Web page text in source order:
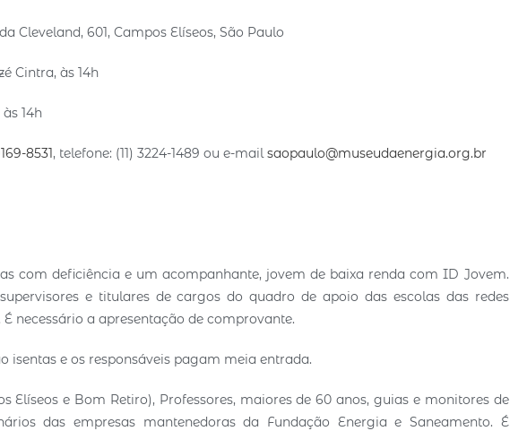
Cleveland, 601, Campos Elíseos, São Paulo
Cintra, às 14h
14h
8531, telefone: (11) 3224-1489 ou e-mailsaopaulo@museudaenergia.org.br
com deficiência e um acompanhante, jovem de baixa renda com ID Jovem.
e titulares de cargos do quadro de apoio das escolas das redes
necessário a apresentação de comprovante.
isentas e os responsáveis pagam meia entrada.
Elíseos e Bom Retiro), Professores, maiores de 60 anos, guias e monitores de
das empresas mantenedoras da Fundação Energia e Saneamento. É